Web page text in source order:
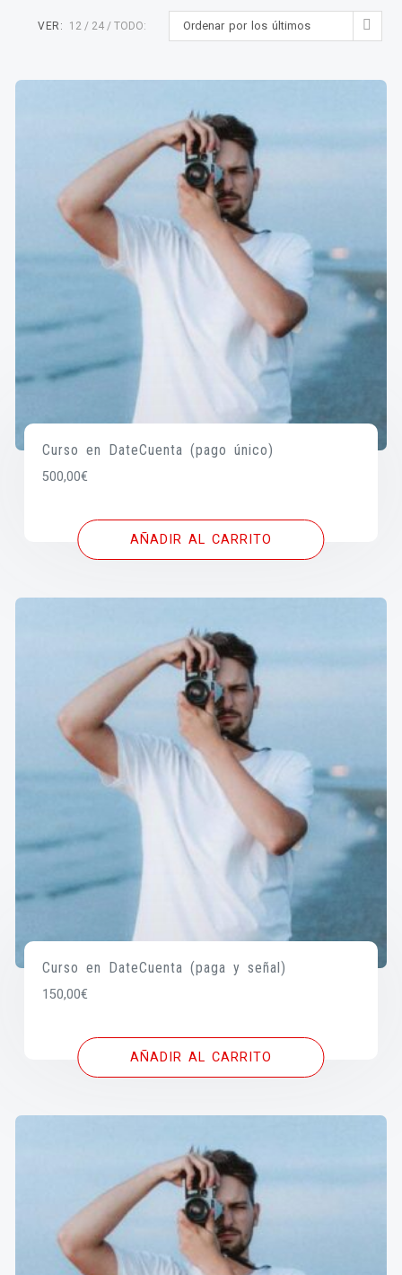
Ordenar por los últimos
VER: 12 24 TODO:
Curso en DateCuenta (pago único)
500,00€
AÑADIR AL CARRITO
Curso en DateCuenta (paga y señal)
150,00€
AÑADIR AL CARRITO